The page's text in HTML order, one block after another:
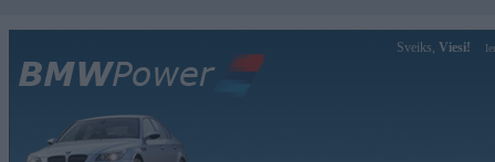
Sveiks, Viesi!